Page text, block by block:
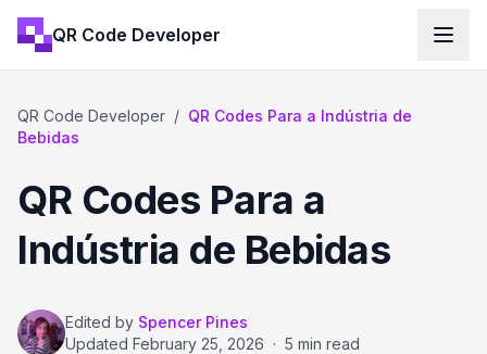
QR Code Developer
QR Code Developer / QR Codes Para a Indústria de
Bebidas
QR Codes Para a
Indústria de Bebidas
Edited by Spencer Pines
Updated February 25, 2026 · 5 min read